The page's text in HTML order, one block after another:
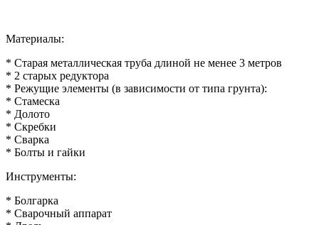
Материалы:
* Старая металлическая труба длиной не менее 3 метров
* 2 старых редуктора
* Режущие элементы (в зависимости от типа грунта):
* Стамеска
* Долото
* Скребки
* Сварка
* Болты и гайки
Инструменты:
* Болгарка
* Сварочный аппарат